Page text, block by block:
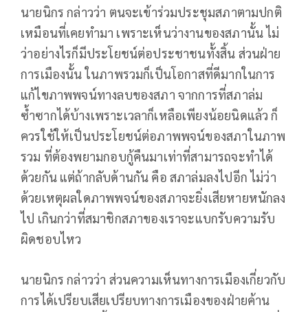
นายนิกร กล่าวว่า ตนจะเข้าร่วมประชุมสภาตามปกติ
เหมือนที่เคยทำมา เพราะเห็นว่างานของสภานั้น ไม่
ว่าอย่างไรก็มีประโยชน์ต่อประชาชนทั้งสิ้น ส่วนฝ่าย
การเมืองนั้น ในภาพรวมก็เป็นโอกาสที่ดีมากในการ
แก้ไขภาพพจน์ทางลบของสภา จากการที่สภาล่ม
ซ้ำซากได้บ้างเพราะเวลาก็เหลือเพียงน้อยนิดแล้ว ก็
ควรใช้ให้เป็นประโยชน์ต่อภาพพจน์ของสภาในภาพ
รวม ที่ต้องพยามกอบกู้คืนมาเท่าที่สามารถจะทำได้
ด้วยกัน แต่ถ้ากลับด้านกัน คือ สภาล่มลงไปอีก ไม่ว่า
ด้วยเหตุผลใดภาพพจน์ของสภาจะยิ่งเสียหายหนักลง
ไป เกินกว่าที่สมาชิกสภาของเราจะแบกรับความรับ
ผิดชอบไหว
นายนิกร กล่าวว่า ส่วนความเห็นทางการเมืองเกี่ยวกับ
การได้เปรียบเสียเปรียบทางการเมืองของฝ่ายค้าน